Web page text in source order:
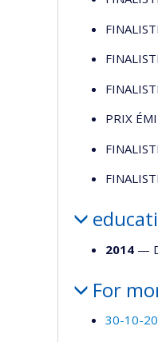
PRIX
2014 —
For
30-10-